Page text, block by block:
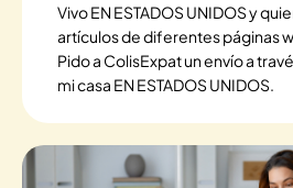
Vivo EN ESTADOS UNIDOS y
artículos de diferentes páginas
Pido a ColisExpat un envío a
mi casa EN ESTADOS UNIDOS.